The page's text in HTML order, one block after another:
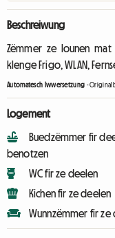
Beschreiwung
Zëmmer ze lounen mat
klenge Frigo, WLAN,
Automatesch Iwwersetzung -
Logement
Buedzëmmer fir
benotzen
WC fir ze deelen
Kichen fir ze deelen
Wunnzëmmer fir ze